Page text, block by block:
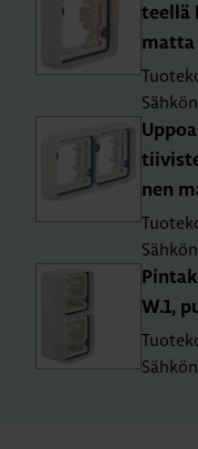
teel­lä
matta
nen
W.1,